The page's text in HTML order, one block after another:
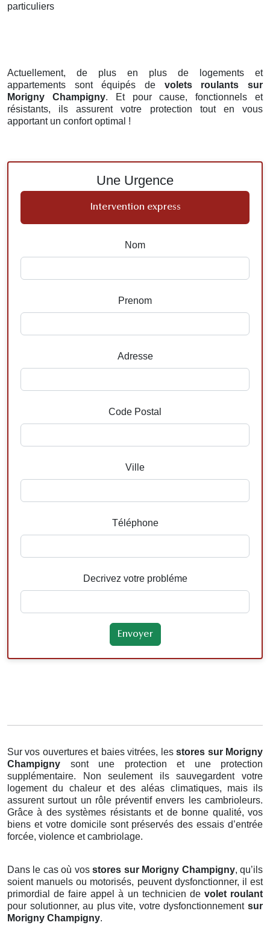
particuliers
Actuellement, de plus en plus de logements et
appartements sont équipés de volets roulants
sur
Morigny Champigny. Et pour cause, fonctionnels et
résistants, ils assurent votre protection tout en vous
apportant un confort optimal !
Une Urgence
Intervention express
Nom
Prenom
Adresse
Code Postal
Ville
Téléphone
Decrivez votre probléme
Sur vos ouvertures et baies vitrées, lesstores sur Morigny
Champigny sont une protection et une protection
supplémentaire. Non seulement ils sauvegardent votre
logement du chaleur et des aléas climatiques, mais ils
assurent surtout un rôle préventif envers les cambrioleurs.
Grâce à des systèmes résistants et de bonne qualité, vos
biens et votre domicile sont préservés des essais d’entrée
forcée, violence et cambriolage.
Dans le cas où vosstores sur Morigny Champigny, qu’ils
soient manuels ou motorisés, peuvent dysfonctionner, il est
primordial de faire appel à un technicien de volet roulant
pour solutionner, au plus vite, votre dysfonctionnement sur
Morigny Champigny.